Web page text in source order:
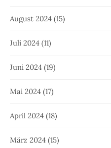
August 2024 (15)
Juli 2024 (11)
Juni 2024 (19)
Mai 2024 (17)
April 2024 (18)
März 2024 (15)